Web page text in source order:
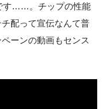
す……。チップの性能
配って宣伝なんて普
ーンの動画もセンス